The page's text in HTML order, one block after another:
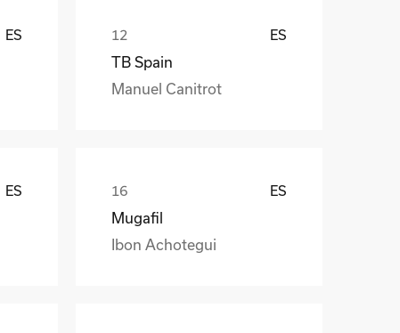
ES ES
TB Spain
Manuel Canitrot
ES ES
Mugafil
Ibon Achotegui